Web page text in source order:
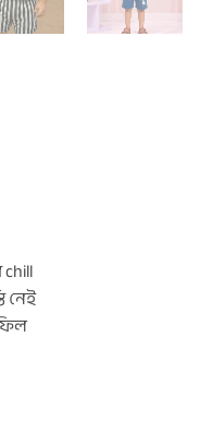
নেই